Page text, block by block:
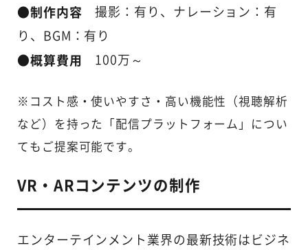
●制作内容撮影：有り、ナレーション：有
り、BGM：有り
●概算費用 100万～
※コスト感・使いやすさ・高い機能性（視聴解析
など）を持った「配信プラットフォーム」につい
てもご提案可能です。
VR・ARコンテンツの制作
エンターテインメント業界の最新技術はビジネ